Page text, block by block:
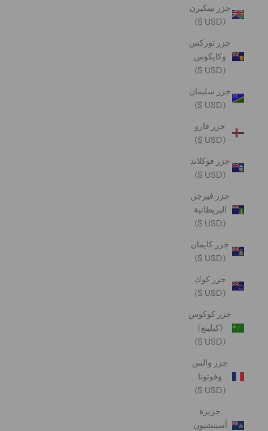
جزر بيتكيرن
(USD $)
جزر توركس
وكايكوس
(USD $)
جزر سليمان
(USD $)
جزر فارو
(USD $)
جزر فوكلاند
(USD $)
جزر فيرجن
البريطانية
(USD $)
جزر كايمان
(USD $)
جزر كوك
(USD $)
جزر كوكوس
(كيلينغ)
(USD $)
جزر والس
وفوتونا
(USD $)
جزيرة
أسينشيون